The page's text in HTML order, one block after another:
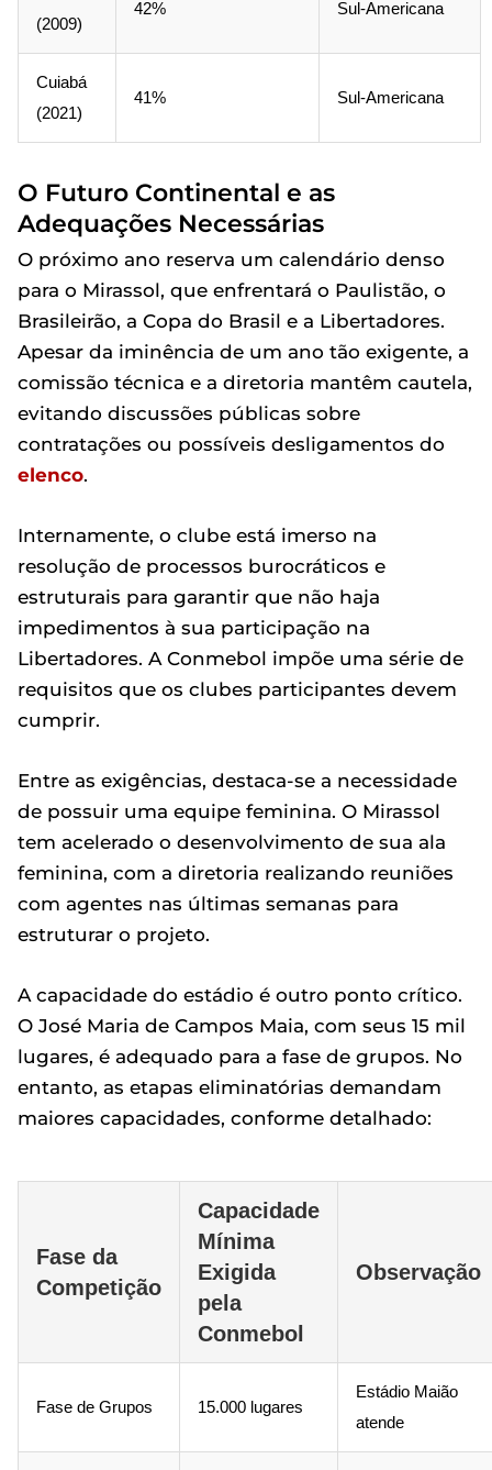
(2009)
42% Sul-Americana
Cuiabá
(2021)
41% Sul-Americana
O Futuro Continental e as
Adequações Necessárias
O próximo ano reserva um calendário denso
para o Mirassol, que enfrentará o Paulistão, o
Brasileirão, a Copa do Brasil e a Libertadores.
Apesar da iminência de um ano tão exigente, a
comissão técnica e a diretoria mantêm cautela,
evitando discussões públicas sobre
contratações ou possíveis desligamentos do
elenco.
Internamente, o clube está imerso na
resolução de processos burocráticos e
estruturais para garantir que não haja
impedimentos à sua participação na
Libertadores. A Conmebol impõe uma série de
requisitos que os clubes participantes devem
cumprir.
Entre as exigências, destaca-se a necessidade
de possuir uma equipe feminina. O Mirassol
tem acelerado o desenvolvimento de sua ala
feminina, com a diretoria realizando reuniões
com agentes nas últimas semanas para
estruturar o projeto.
A capacidade do estádio é outro ponto crítico.
O José Maria de Campos Maia, com seus 15 mil
lugares, é adequado para a fase de grupos. No
entanto, as etapas eliminatórias demandam
maiores capacidades, conforme detalhado:
Fase da
Competição
Capacidade
Mínima
Exigida
pela
Conmebol
Observação
Fase de Grupos 15.000 lugares
Estádio Maião
atende